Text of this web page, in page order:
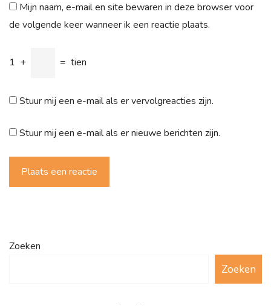
Mijn naam, e-mail en site bewaren in deze browser voor
de volgende keer wanneer ik een reactie plaats.
1 + = tien
Stuur mij een e-mail als er vervolgreacties zijn.
Stuur mij een e-mail als er nieuwe berichten zijn.
Plaats een reactie
Zoeken
Zoeken